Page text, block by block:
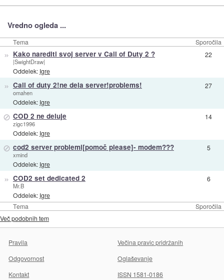
Vredno ogleda ...
Tema Sporočila
Tema Sporočila
» Kako narediti svoj server v Call of Duty 2 ?
|SwightDraw|
Oddelek: Igre
22
» Call of duty 2!ne dela server!problems!
omahen
Oddelek: Igre
27
⊘ COD 2 ne deluje
zigc1996
Oddelek: Igre
14
⊘ cod2 server problemi[pomoč please]- modem???
xmind
Oddelek: Igre
5
» COD2 set dedicated 2
Mr.B
Oddelek: Igre
6
Več podobnih tem
Pravila
Večina pravic pridržanih
Odgovornost
Oglaševanje
Kontakt
ISSN 1581-0186